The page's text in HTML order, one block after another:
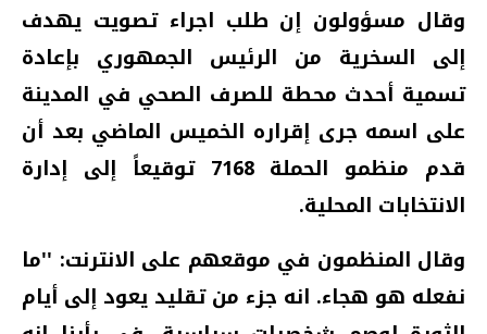
وقال مسؤولون إن طلب اجراء تصويت يهدف
إلى السخرية من الرئيس الجمهوري بإعادة
تسمية أحدث محطة للصرف الصحي في المدينة
على اسمه جرى إقراره الخميس الماضي بعد أن
قدم منظمو الحملة 7168 توقيعاً إلى إدارة
الانتخابات المحلية.
وقال المنظمون في موقعهم على الانترنت: ''ما
نفعله هو هجاء. انه جزء من تقليد يعود إلى أيام